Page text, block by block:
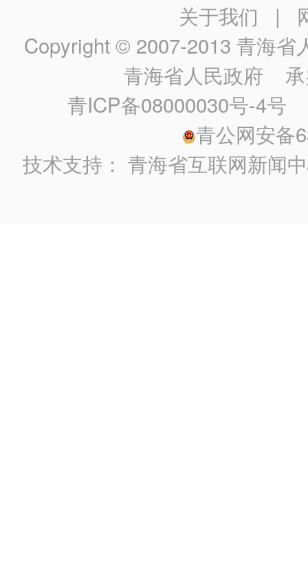
关于我们 |
Copyright © 2007-2013 青海省
青海省人民政府 承
青ICP备08000030号-4号
青公网安备
技术支持：青海省互联网新闻